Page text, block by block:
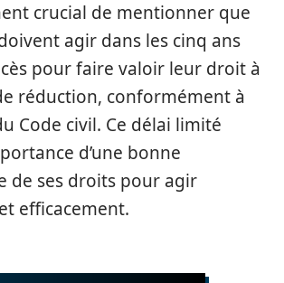
crucial de mentionner que
agir dans les cinq ans
pour faire valoir leur droit à
réduction, conformément à
Code civil. Ce délai limité
d’une bonne
de ses droits pour agir
efficacement.